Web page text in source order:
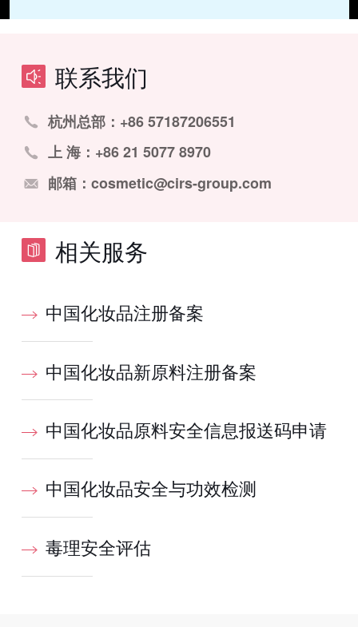
联系我们
杭州总部：+86 57187206551
上 海：+86 21 5077 8970
邮箱：cosmetic@cirs-group.com
相关服务
中国化妆品注册备案
中国化妆品新原料注册备案
中国化妆品原料安全信息报送码申请
中国化妆品安全与功效检测
毒理安全评估